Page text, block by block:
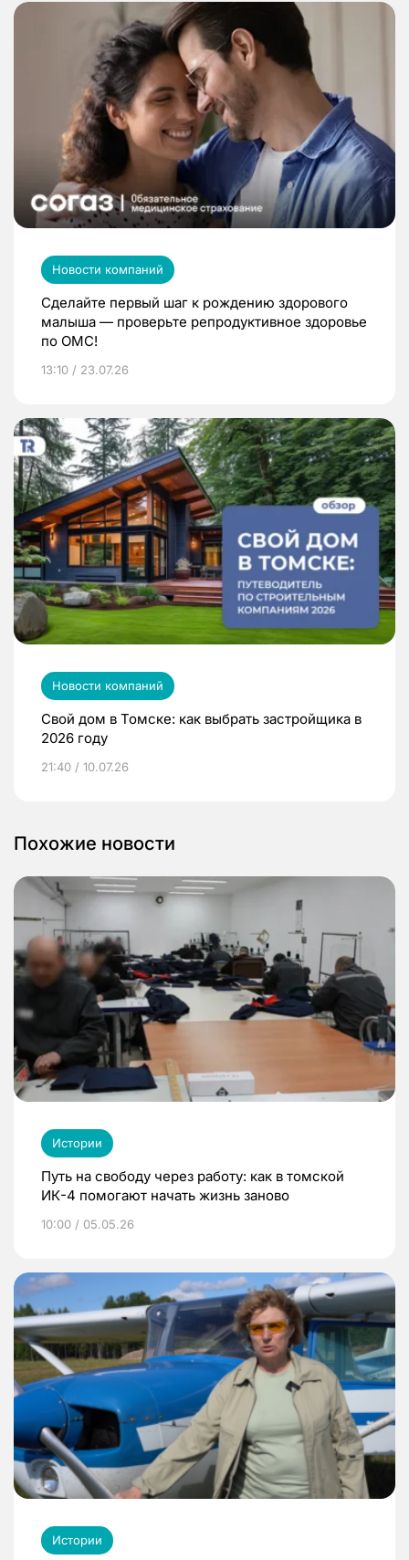
Новости компаний
Сделайте первый шаг к рождению здорового
малыша — проверьте репродуктивное здоровье
по ОМС!
13:10 / 23.07.26
Новости компаний
Свой дом в Томске: как выбрать застройщика в
2026 году
21:40 / 10.07.26
Похожие новости
Истории
Путь на свободу через работу: как в томской
ИК-4 помогают начать жизнь заново
10:00 / 05.05.26
Истории